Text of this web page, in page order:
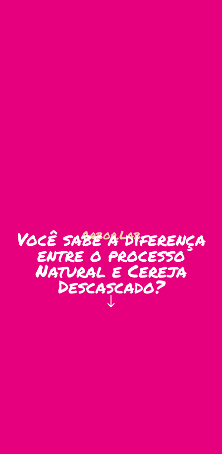
Arbor.Lab
Você sabe a diferença
entre o processo
Natural e Cereja
Descascado?